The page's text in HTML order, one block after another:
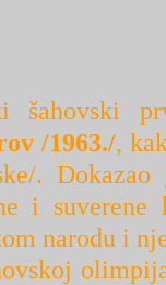
šahovski
/1963./,
.
i
narodu i